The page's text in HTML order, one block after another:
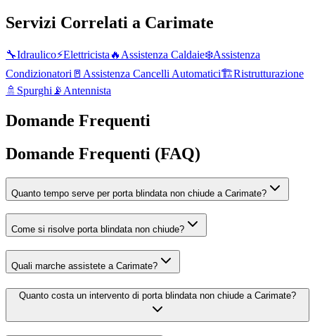
Servizi Correlati a Carimate
🔧Idraulico⚡Elettricista 🔥 Assistenza Caldaie❄️Assistenza
Condizionatori 🚪 Assistenza Cancelli Automatici🏗️Ristrutturazione
🚿 Spurghi 📡 Antennista
Domande Frequenti
Domande Frequenti (FAQ)
Quanto tempo serve per porta blindata non chiude a Carimate?
Come si risolve porta blindata non chiude?
Quali marche assistete a Carimate?
Quanto costa un intervento di porta blindata non chiude a Carimate?